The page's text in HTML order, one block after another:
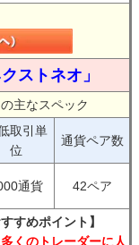
ストネオ」
主なスペック
取引単
位
通貨ペア数
通貨 42ペア
すめポイント】
くのトレーダーに人